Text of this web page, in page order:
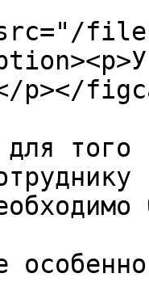
p></
того